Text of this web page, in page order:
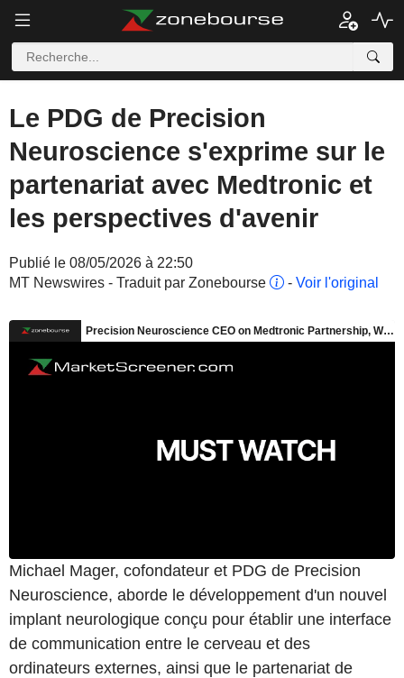
Le PDG de Precision
Neuroscience s'exprime sur le
partenariat avec Medtronic et
les perspectives d'avenir
Publié le 08/05/2026 à 22:50
MT Newswires - Traduit par Zonebourse
- Voir l'original
Michael Mager, cofondateur et PDG de Precision
Neuroscience, aborde le développement d'un nouvel
implant neurologique conçu pour établir une interface
de communication entre le cerveau et des
ordinateurs externes, ainsi que le partenariat de